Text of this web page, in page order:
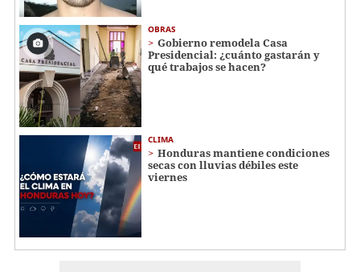
OBRAS
Gobierno remodela Casa
Presidencial: ¿cuánto gastarán y
qué trabajos se hacen?
CLIMA
Honduras mantiene condiciones
secas con lluvias débiles este
viernes